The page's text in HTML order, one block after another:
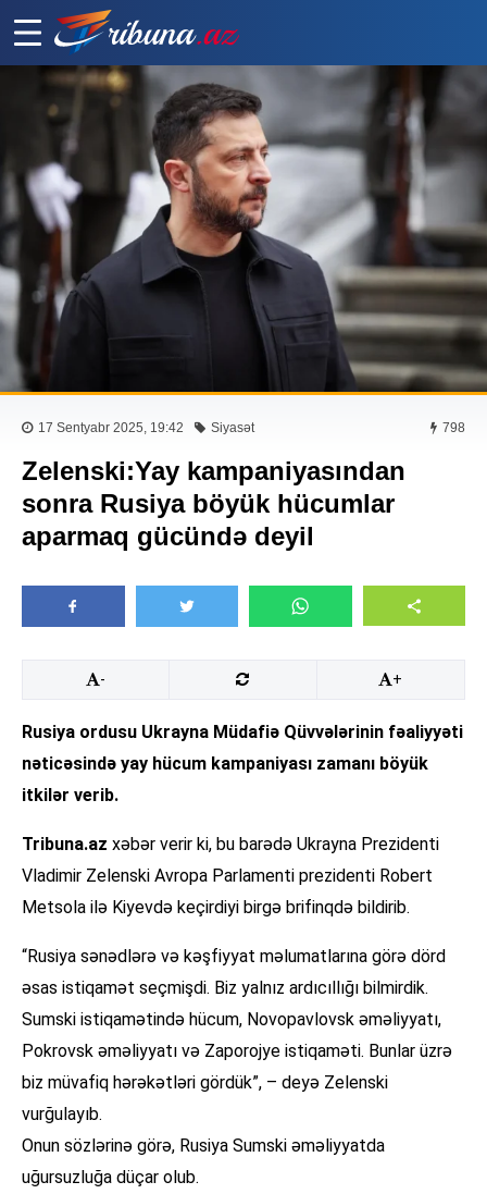
17 Sentyabr 2025, 19:42 Siyasət 798
Zelenski:Yay kampaniyasından
sonra Rusiya böyük hücumlar
aparmaq gücündə deyil
- +
Rusiya ordusu Ukrayna Müdafiə Qüvvələrinin fəaliyyəti
nəticəsində yay hücum kampaniyası zamanı böyük
itkilər verib.
Tribuna.az xəbər verir ki, bu barədə Ukrayna Prezidenti
Vladimir Zelenski Avropa Parlamenti prezidenti Robert
Metsola ilə Kiyevdə keçirdiyi birgə brifinqdə bildirib.
“Rusiya sənədlərə və kəşfiyyat məlumatlarına görə dörd
əsas istiqamət seçmişdi. Biz yalnız ardıcıllığı bilmirdik.
Sumski istiqamətində hücum, Novopavlovsk əməliyyatı,
Pokrovsk əməliyyatı və Zaporojye istiqaməti. Bunlar üzrə
biz müvafiq hərəkətləri gördük”, – deyə Zelenski
vurğulayıb.
Onun sözlərinə görə, Rusiya Sumski əməliyyatda
uğursuzluğa düçar olub.